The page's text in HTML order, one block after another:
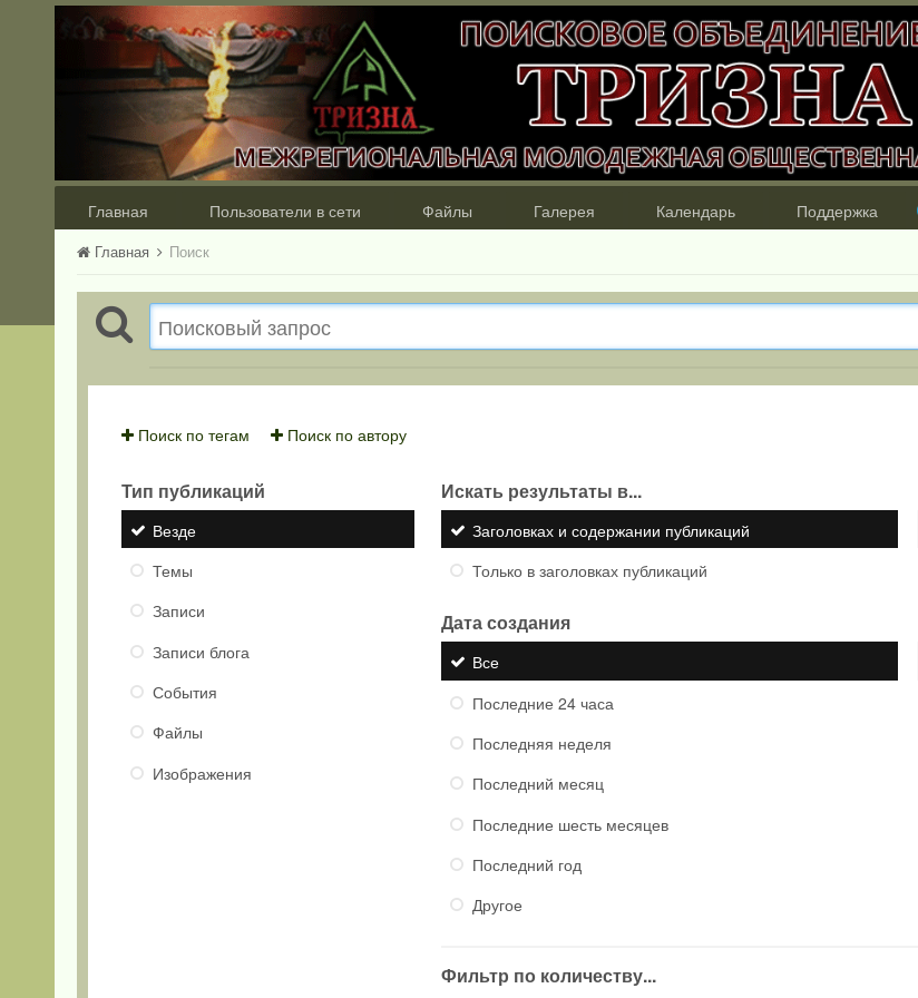
Главная Пользователи в сети Файлы Галерея Календарь Поддержка
Главная Поиск
Поиск по тегам Поиск по автору
Тип публикаций
Везде
Темы
Записи
Записи блога
События
Файлы
Изображения
Искать результаты в...
Заголовках и содержании публикаций
Только в заголовках публикаций
Дата создания
Все
Последние 24 часа
Последняя неделя
Последний месяц
Последние шесть месяцев
Последний год
Другое
Фильтр по количеству...